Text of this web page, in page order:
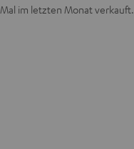
Mal im letzten Monat verkauft.